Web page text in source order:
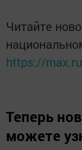
Читайте
https://
Теперь
можете